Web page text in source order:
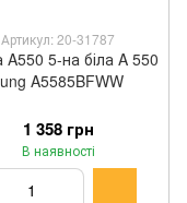
Артикул: 20-31787
5-на біла A 550
A5585BFWW
1 358 грн
В наявності